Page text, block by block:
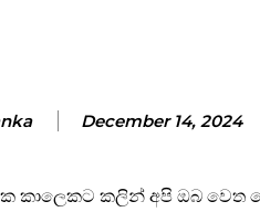
December 14, 2024
කලින් අපි ඔබ වෙත